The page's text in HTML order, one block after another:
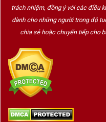
trách nhiệm, đồng ý với các điều
dành cho những người trong độ
chia sẻ hoặc chuyển tiếp cho